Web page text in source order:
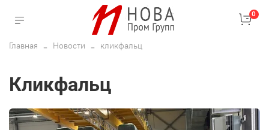
0
Главная Новости кликфальц
кликфальц